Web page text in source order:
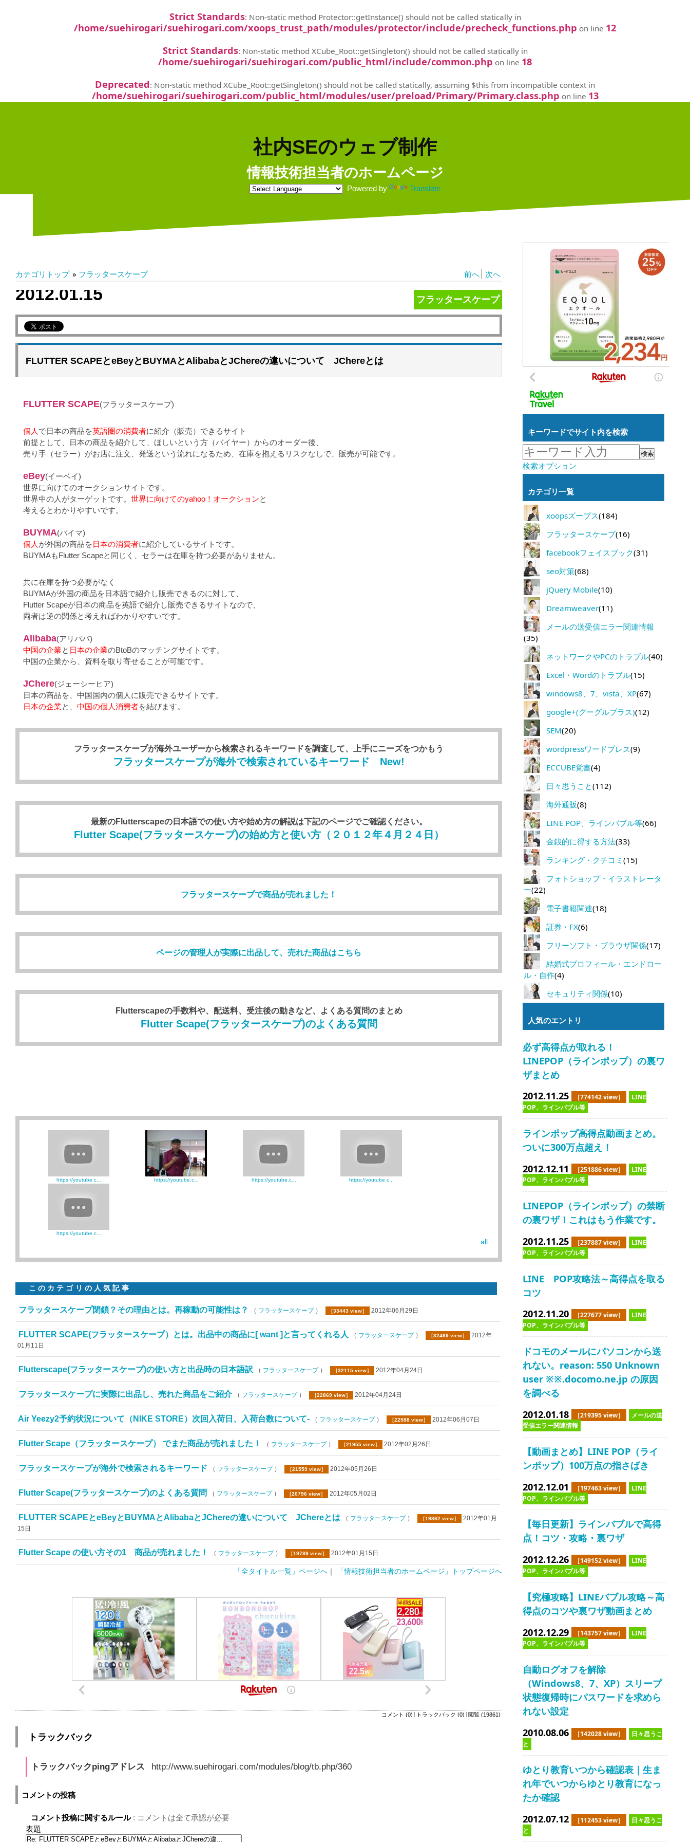
Strict Standards: Non-static method Protector::getInstance() should not be called statically in
/home/suehirogari/suehirogari.com/xoops_trust_path/modules/protector/include/precheck_functions.php on line 12
Strict Standards: Non-static method XCube_Root::getSingleton() should not be called statically in
/home/suehirogari/suehirogari.com/public_html/include/common.php on line 18
Deprecated: Non-static method XCube_Root::getSingleton() should not be called statically, assuming $this from incompatible context in
/home/suehirogari/suehirogari.com/public_html/modules/user/preload/Primary/Primary.class.php on line 13
社内SEのウェブ制作
情報技術担当者のホームページ
Powered by Translate
カテゴリトップ » フラッタースケープ 前へ 次へ
2012.01.15 フラッタースケープ
FLUTTER SCAPEとeBeyとBUYMAとAlibabaとJChereの違いについて JChereとは
FLUTTER SCAPE(フラッタースケープ)
個人 で日本の商品を英語圏の消費者に紹介（販売）できるサイト
前提として、日本の商品を紹介して、ほしいという方（バイヤー）からのオーダー後、
売り手（セラー）がお店に注文、発送という流れになるため、在庫を抱えるリスクなしで、販売が可能です。
eBey(イーベイ)
世界に向けてのオークションサイトです。
世界中の人がターゲットです。世界に向けてのyahoo！オークションと
考えるとわかりやすいです。
BUYMA(バイマ)
個人 が外国の商品を日本の消費者に紹介しているサイトです。
BUYMAもFlutter Scapeと同じく、セラーは在庫を持つ必要がありません。
共に在庫を持つ必要がなく
BUYMAが外国の商品を日本語で紹介し販売できるのに対して、
Flutter Scapeが日本の商品を英語で紹介し販売できるサイトなので、
両者は逆の関係と考えればわかりやすいです。
Alibaba(アリババ)
中国の企業と 日本の企業のBtoBのマッチングサイトです。
中国の企業から、資料を取り寄せることが可能です。
JChere(ジェーシーヒア)
日本の商品を、中国国内の個人に販売できるサイトです。
日本の企業と、中国の個人消費者を結びます。
フラッタースケープが海外ユーザーから検索されるキーワードを調査して、上手にニーズをつかもう
フラッタースケープが海外で検索されているキーワード New!
最新のFlutterscapeの日本語での使い方や始め方の解説は下記のページでご確認ください。
Flutter Scape(フラッタースケープ)の始め方と使い方（２０１２年４月２４日）
フラッタースケープで商品が売れました！
ページの管理人が実際に出品して、売れた商品はこちら
Flutterscapeの手数料や、配送料、受注後の動きなど、よくある質問のまとめ
Flutter Scape(フラッタースケープ)のよくある質問
https://youtube.c... https://youtube.c... https://youtube.c... https://youtube.c...
https://youtube.c...
all
このカテゴリの人気記事
フラッタースケープ閉鎖？その理由とは。再稼動の可能性は？ （ フラッタースケープ ） ［33443 view］ 2012年06月29日
FLUTTER SCAPE(フラッタースケープ）とは。出品中の商品に[ want ]と言ってくれる人 （ フラッタースケープ ） ［32469 view］ 2012年
01月11日
Flutterscape(フラッタースケープ)の使い方と出品時の日本語訳 （ フラッタースケープ ） ［32115 view］ 2012年04月24日
フラッタースケープに実際に出品し、売れた商品をご紹介 （ フラッタースケープ ） ［22869 view］ 2012年04月24日
Air Yeezy2予約状況について（NIKE STORE）次回入荷日、入荷台数について- （ フラッタースケープ ） ［22588 view］ 2012年06月07日
Flutter Scape（フラッタースケープ） でまた商品が売れました！ （ フラッタースケープ ） ［21955 view］ 2012年02月26日
フラッタースケープが海外で検索されるキーワード （ フラッタースケープ ） ［21559 view］ 2012年05月26日
Flutter Scape(フラッタースケープ)のよくある質問 （ フラッタースケープ ） ［20796 view］ 2012年05月02日
FLUTTER SCAPEとeBeyとBUYMAとAlibabaとJChereの違いについて JChereとは （ フラッタースケープ ） ［19862 view］ 2012年01月
15日
Flutter Scape の使い方その1 商品が売れました！ （ フラッタースケープ ） ［19789 view］ 2012年01月15日
「全タイトル一覧」ページへ 「情報技術担当者のホームページ」トップページへ
コメント (0) トラックバック (0) 閲覧 (19861)
トラックバック
トラックバックpingアドレス http://www.suehirogari.com/modules/blog/tb.php/360
コメントの投稿
コメント投稿に関するルール: コメントは全て承認が必要
表題
キーワードでサイト内を検索
検索オプション
カテゴリ一覧
xoopsズープス(184)
フラッタースケープ(16)
facebookフェイスブック(31)
seo対策(68)
jQuery Mobile(10)
Dreamweaver(11)
メールの送受信エラー関連情報
(35)
ネットワークやPCのトラブル(40)
Excel・Wordのトラブル(15)
windows8、7、vista、XP(67)
google+(グーグルプラス)(12)
SEM(20)
wordpressワードプレス(9)
ECCUBE覚書(4)
日々思うこと(112)
海外通販(8)
LINE POP、ラインバブル等(66)
金銭的に得する方法(33)
ランキング・クチコミ (15)
フォトショップ・イラストレータ
ー(22)
電子書籍関連(18)
証券・FX(6)
フリーソフト・ブラウザ関係(17)
結婚式プロフィール・エンドロー
ル・自作(4)
セキュリティ関係(10)
人気のエントリ
必ず高得点が取れる！
LINEPOP（ラインポップ）の裏ワ
ザまとめ
2012.11.25
［774142 view］
LINE
POP、ラインバブル等
ラインポップ高得点動画まとめ。
ついに300万点超え！
2012.12.11
［251886 view］
LINE
POP、ラインバブル等
LINEPOP（ラインポップ）の禁断
の裏ワザ！これはもう作業です。
2012.11.25
［237887 view］
LINE
POP、ラインバブル等
LINE POP攻略法～高得点を取る
コツ
2012.11.20
［227677 view］
LINE
POP、ラインバブル等
ドコモのメールにパソコンから送
れない。reason: 550 Unknown
user ※※.docomo.ne.jp の原因
を調べる
2012.01.18
［219395 view］
メールの送
受信エラー関連情報
【動画まとめ】LINE POP（ライ
ンポップ）100万点の指さばき
2012.12.01
［197463 view］
LINE
POP、ラインバブル等
【毎日更新】ラインバブルで高得
点！コツ・攻略・裏ワザ
2012.12.26
［149152 view］
LINE
POP、ラインバブル等
【究極攻略】LINEバブル攻略～高
得点のコツや裏ワザ動画まとめ
2012.12.29
［143757 view］
LINE
POP、ラインバブル等
自動ログオフを解除
（Windows8、7、XP）スリープ
状態復帰時にパスワードを求めら
れない設定
2010.08.06
［142028 view］
日々思うこ
と
ゆとり教育いつから確認表｜生ま
れ年でいつからゆとり教育になっ
たか確認
2012.07.12
［112453 view］
日々思うこ
と